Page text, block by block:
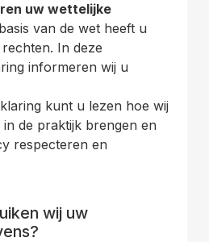
uw wettelijke
van de wet heeft u
In deze
informeren wij u
kunt u lezen hoe wij
de praktijk brengen en
respecteren en
wij uw